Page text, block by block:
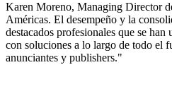
Karen Moreno, Managing Director
Américas. El desempeño y la
destacados profesionales que se
con soluciones a lo largo de todo el
anunciantes y publishers."